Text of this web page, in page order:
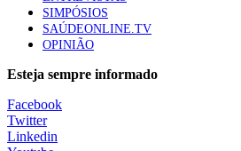
SIMPÓSIOS
SAÚDEONLINE.TV
OPINIÃO
Esteja sempre informado
Facebook
Twitter
Linkedin